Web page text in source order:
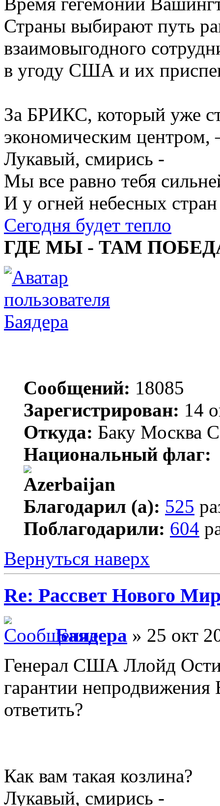
Страны выбирают путь
взаимовыгодного
в угоду США и их
За БРИКС, который уже
экономическим
Лукавый, смирись -
Мы все равно тебя
И у огней небесных стран
Сегодня будет тепло
ГДЕ МЫ - ТАМ
Баядера
Сообщений: 18085
Зарегистрирован: 14
Откуда: Баку Москва
Национальный флаг:
Благодарил (а): 525
Поблагодарили: 604
Вернуться наверх
Re: Рассвет Нового
Баядера » 25 окт
Генерал США Ллойд
гарантии
ответить?
Как вам такая козлина?
Лукавый, смирись -